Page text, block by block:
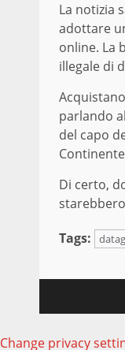
La notizia
adottare
online. La
illegale di
parlando
del capo
Di certo,
Tags:
Change privacy